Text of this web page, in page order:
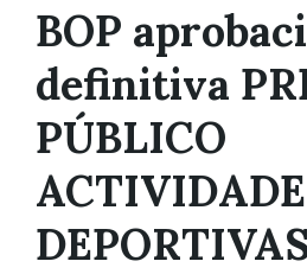
BOP
definitiva
PÚBLICO